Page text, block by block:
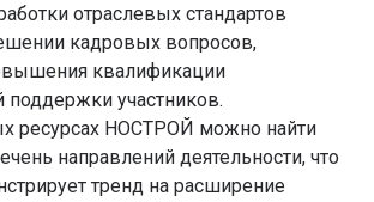
отраслевых стандартов
кадровых вопросов,
квалификации
поддержки участников.
ресурсах НОСТРОЙ можно найти
направлений деятельности, что
тренд на расширение